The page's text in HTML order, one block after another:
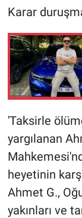
Karar
'Taksirle
yargılanan
heyetinin
Ahmet G.,
yakınları ve